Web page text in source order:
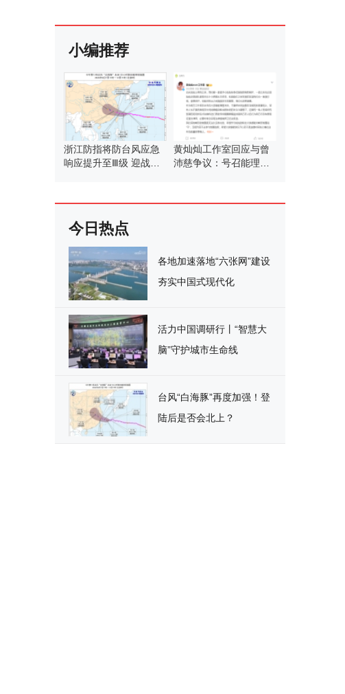
小编推荐
浙江防指将防台风应急
响应提升至Ⅲ级 迎战强
黄灿灿工作室回应与曾
沛慈争议：号召能理智
今日热点
各地加速落地“六张网”建设
夯实中国式现代化
活力中国调研行丨“智慧大
脑”守护城市生命线
台风“白海豚”再度加强！登
陆后是否会北上？